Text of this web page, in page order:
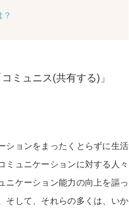
ミュニス(共有する)」
ションをまったくとらずに生活
ミュニケーションに対する人々
ニケーション能力の向上を謳っ
そして、それらの多くは、いか